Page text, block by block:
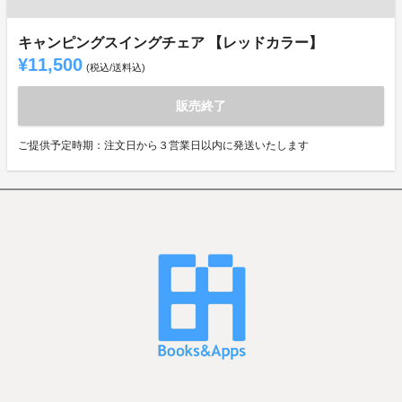
キャンピングスイングチェア 【レッドカラー】
¥11,500 (税込/送料込)
販売終了
ご提供予定時期：注文日から３営業日以内に発送いたします